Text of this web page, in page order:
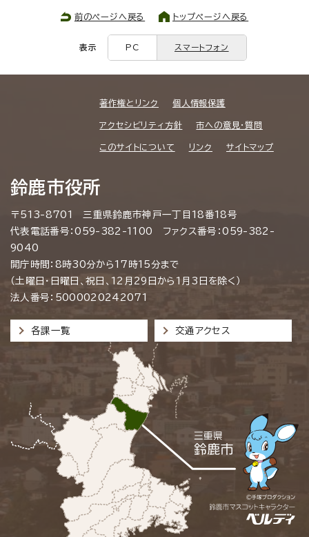
前のページへ戻る トップページへ戻る
表示 PC スマートフォン
著作権とリンク 個人情報保護
アクセシビリティ方針 市への意見・質問
このサイトについて リンク サイトマップ
鈴鹿市役所
〒513-8701 三重県鈴鹿市神戸一丁目18番18号
代表電話番号：059-382-1100 ファクス番号：059-382-
9040
開庁時間：8時30分から17時15分まで
（土曜日・日曜日、祝日、12月29日から1月3日を除く）
法人番号：5000020242071
各課一覧 交通アクセス